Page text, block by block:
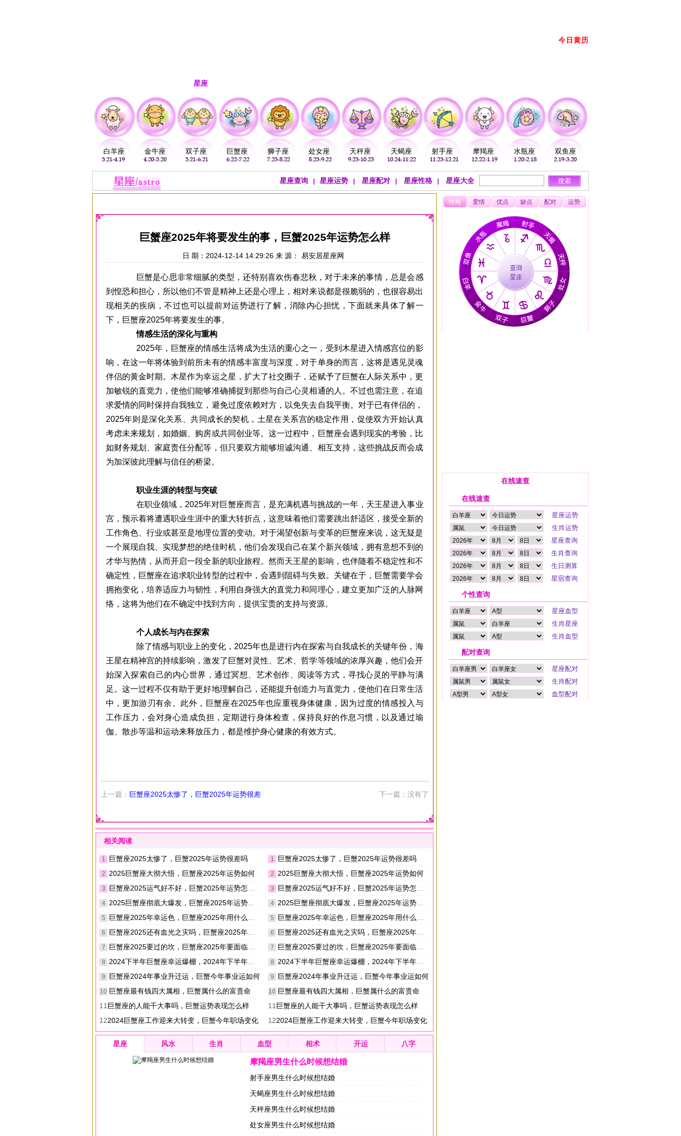
今日黄历
星座
白羊座 金牛座 双子座 巨蟹座 狮子座 处女座 天秤座 天蝎座 射手座 摩羯座 水瓶座 双鱼座
星座查询 星座运势 星座配对 星座性格 星座大全
巨蟹座2025年将要发生的事，巨蟹2025年运势怎么样
日 期：2024-12-14 14:29:26 来 源： 易安居星座网
巨蟹是心思非常细腻的类型，还特别喜欢伤春悲秋，对于未来的事情，总是会感
到惶恐和担心，所以他们不管是精神上还是心理上，相对来说都是很脆弱的，也很容易出
现相关的疾病，不过也可以提前对运势进行了解，消除内心担忧，下面就来具体了解一
下，巨蟹座2025年将要发生的事。
情感生活的深化与重构
2025年，巨蟹座的情感生活将成为生活的重心之一，受到木星进入情感宫位的影
响，在这一年将体验到前所未有的情感丰富度与深度，对于单身的而言，这将是遇见灵魂
伴侣的黄金时期。木星作为幸运之星，扩大了社交圈子，还赋予了巨蟹在人际关系中，更
加敏锐的直觉力，使他们能够准确捕捉到那些与自己心灵相通的人。不过也需注意，在追
求爱情的同时保持自我独立，避免过度依赖对方，以免失去自我平衡。对于已有伴侣的，
2025年则是深化关系、共同成长的契机，土星在关系宫的稳定作用，促使双方开始认真
考虑未来规划，如婚姻、购房或共同创业等。这一过程中，巨蟹座会遇到现实的考验，比
如财务规划、家庭责任分配等，但只要双方能够坦诚沟通、相互支持，这些挑战反而会成
为加深彼此理解与信任的桥梁。
职业生涯的转型与突破
在职业领域，2025年对巨蟹座而言，是充满机遇与挑战的一年，天王星进入事业
宫，预示着将遭遇职业生涯中的重大转折点，这意味着他们需要跳出舒适区，接受全新的
工作角色、行业或甚至是地理位置的变动。对于渴望创新与变革的巨蟹座来说，这无疑是
一个展现自我、实现梦想的绝佳时机，他们会发现自己在某个新兴领域，拥有意想不到的
才华与热情，从而开启一段全新的职业旅程。然而天王星的影响，也伴随着不稳定性和不
确定性，巨蟹座在追求职业转型的过程中，会遇到阻碍与失败。关键在于，巨蟹需要学会
拥抱变化，培养适应力与韧性，利用自身强大的直觉力和同理心，建立更加广泛的人脉网
络，这将为他们在不确定中找到方向，提供宝贵的支持与资源。
个人成长与内在探索
除了情感与职业上的变化，2025年也是进行内在探索与自我成长的关键年份，海
王星在精神宫的持续影响，激发了巨蟹对灵性、艺术、哲学等领域的浓厚兴趣，他们会开
始深入探索自己的内心世界，通过冥想、艺术创作、阅读等方式，寻找心灵的平静与满
足。这一过程不仅有助于更好地理解自己，还能提升创造力与直觉力，使他们在日常生活
中，更加游刃有余。此外，巨蟹座在2025年也应重视身体健康，因为过度的情感投入与
工作压力，会对身心造成负担，定期进行身体检查，保持良好的作息习惯，以及通过瑜
伽、散步等温和运动来释放压力，都是维护身心健康的有效方式。
上一篇： 巨蟹座2025太惨了，巨蟹2025年运势很差
吗
下一篇：没有了
相关阅读
1 巨蟹座2025太惨了，巨蟹2025年运势很差吗
2 2025巨蟹座大彻大悟，巨蟹座2025年运势如何
3 巨蟹座2025运气好不好，巨蟹2025年运势怎么样
4 2025巨蟹座彻底大爆发，巨蟹座2025年运势怎么样
5 巨蟹座2025年幸运色，巨蟹座2025年用什么颜色好
6 巨蟹座2025还有血光之灾吗，巨蟹座2025年全年运势如何
7 巨蟹座2025要过的坎，巨蟹座2025年要面临的坎坷
8 2024下半年巨蟹座幸运爆棚，2024年下半年巨蟹座运势
9 巨蟹座2024年事业升迁运，巨蟹今年事业运如何
10 巨蟹座最有钱四大属相，巨蟹属什么的富贵命
11 巨蟹座的人能干大事吗，巨蟹运势表现怎么样
122024巨蟹座工作迎来大转变，巨蟹今年职场变化
1 巨蟹座2025太惨了，巨蟹2025年运势很差吗
2 2025巨蟹座大彻大悟，巨蟹座2025年运势如何
3 巨蟹座2025运气好不好，巨蟹2025年运势怎么样
4 2025巨蟹座彻底大爆发，巨蟹座2025年运势怎么样
5 巨蟹座2025年幸运色，巨蟹座2025年用什么颜色好
6 巨蟹座2025还有血光之灾吗，巨蟹座2025年全年运势如何
7 巨蟹座2025要过的坎，巨蟹座2025年要面临的坎坷
8 2024下半年巨蟹座幸运爆棚，2024年下半年巨蟹座运势
9 巨蟹座2024年事业升迁运，巨蟹今年事业运如何
10 巨蟹座最有钱四大属相，巨蟹属什么的富贵命
11 巨蟹座的人能干大事吗，巨蟹运势表现怎么样
122024巨蟹座工作迎来大转变，巨蟹今年职场变化
星座 风水 生肖 血型 相术 开运 八字
摩羯座男生什么时候想结婚
射手座男生什么时候想结婚
天蝎座男生什么时候想结婚
天秤座男生什么时候想结婚
处女座男生什么时候想结婚
性格 爱情 优点 缺点 配对 运势
在线速查
在线速查
个性查询
配对查询